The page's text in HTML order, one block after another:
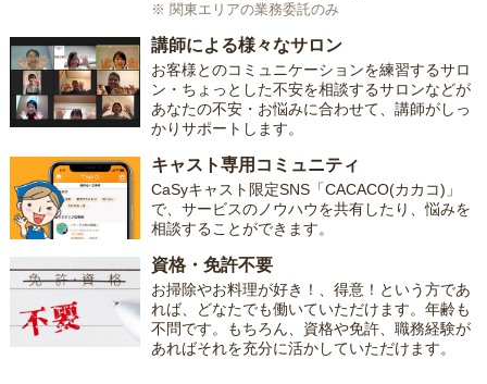
※ 関東エリアの業務委託のみ
講師による様々なサロン
お客様とのコミュニケーションを練習するサロ
ン・ちょっとした不安を相談するサロンなどが
あなたの不安・お悩みに合わせて、講師がしっ
かりサポートします。
キャスト専用コミュニティ
CaSyキャスト限定SNS「CACACO(カカコ)」
で、サービスのノウハウを共有したり、悩みを
相談することができます。
資格・免許不要
お掃除やお料理が好き！、得意！という方であ
れば、どなたでも働いていただけます。年齢も
不問です。もちろん、資格や免許、職務経験が
あればそれを充分に活かしていただけます。